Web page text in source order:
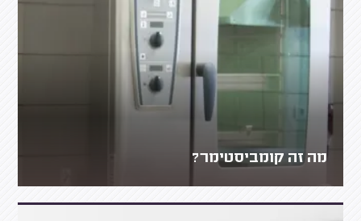
מה זה קומביסטימר?